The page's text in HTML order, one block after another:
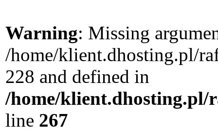
Warning: Missing
/home/klient.dhosting.pl/
228 and defined in
/home/klient.dhosting.pl/
line 267